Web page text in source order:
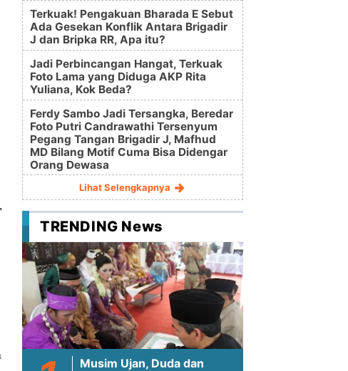
Terkuak! Pengakuan Bharada E Sebut
Ada Gesekan Konflik Antara Brigadir
J dan Bripka RR, Apa itu?
Jadi Perbincangan Hangat, Terkuak
Foto Lama yang Diduga AKP Rita
Yuliana, Kok Beda?
Ferdy Sambo Jadi Tersangka, Beredar
Foto Putri Candrawathi Tersenyum
Pegang Tangan Brigadir J, Mafhud
MD Bilang Motif Cuma Bisa Didengar
Orang Dewasa
Lihat Selengkapnya
TRENDING News
Musim Ujan, Duda dan